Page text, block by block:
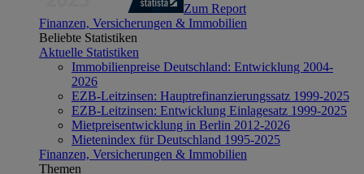
Zum Report
Finanzen, Versicherungen & Immobilien
Beliebte Statistiken
Aktuelle Statistiken
Immobilienpreise Deutschland: Entwicklung 2004-
2026
EZB-Leitzinsen: Hauptrefinanzierungssatz 1999-2025
EZB-Leitzinsen: Entwicklung Einlagesatz 1999-2025
Mietpreisentwicklung in Berlin 2012-2026
Mietenindex für Deutschland 1995-2025
Finanzen, Versicherungen & Immobilien
Themen